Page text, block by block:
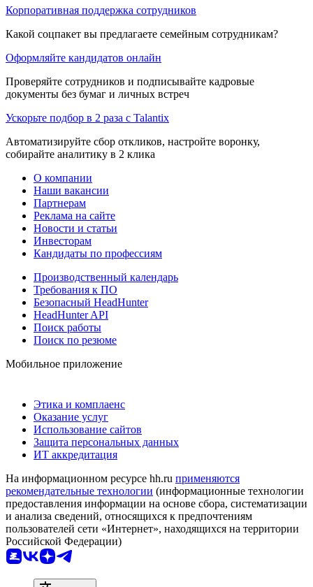
Корпоративная поддержка сотрудников
Какой соцпакет вы предлагаете семейным сотрудникам?
Оформляйте кандидатов онлайн
Проверяйте сотрудников и подписывайте кадровые
документы без бумаг и личных встреч
Ускорьте подбор в 2 раза с Talantix
Автоматизируйте сбор откликов, настройте воронку,
собирайте аналитику в 2 клика
О компании
Наши вакансии
Партнерам
Реклама на сайте
Новости и статьи
Инвесторам
Кандидаты по профессиям
Производственный календарь
Требования к ПО
Безопасный HeadHunter
HeadHunter API
Поиск работы
Поиск по резюме
Мобильное приложение
Этика и комплаенс
Оказание услуг
Использование сайтов
Защита персональных данных
ИТ аккредитация
На информационном ресурсе hh.ru применяются
рекомендательные технологии (информационные технологии
предоставления информации на основе сбора, систематизации
и анализа сведений, относящихся к предпочтениям
пользователей сети «Интернет», находящихся на территории
Российской Федерации)